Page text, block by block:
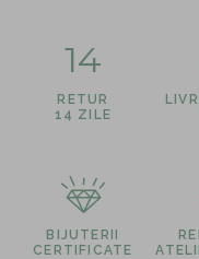
14
RETUR
14 ZILE
BIJUTERII
CERTIFICATE